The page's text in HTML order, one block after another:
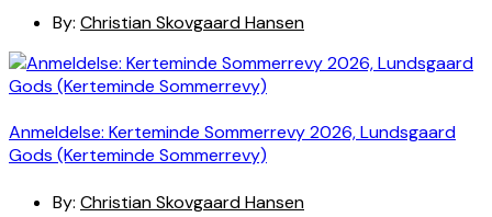
By: Christian Skovgaard Hansen
Anmeldelse: Kerteminde Sommerrevy 2026, Lundsgaard
Gods (Kerteminde Sommerrevy)
By: Christian Skovgaard Hansen